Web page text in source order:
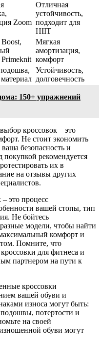
Zoom
Отличная
устойчивость,
подходит для
HIIT
Primeknit
Мягкая
амортизация,
комфорт
Устойчивость,
долговечность
150+ упражнений
кроссовок – это
Не стоит экономить
ваша безопасность и
покупкой рекомендуется
их в
на отзывы других
это процесс
вашей стопы, тип
Не бойтесь
модели, чтобы найти
комфорт и
Помните, что
для фитнеса и
партнером на пути к
кроссовки
вашей обуви и
износа могут быть:
потертости и
на своей
обуви могут